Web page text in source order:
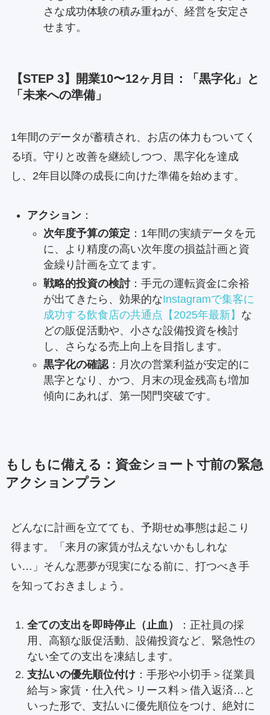
さな成功体験の積み重ねが、経営を安定さ
せます。
【STEP 3】開業10〜12ヶ月目：「黒字化」と
「未来への準備」
1年間のデータが蓄積され、お店の体力もついてく
る頃。守りと改善を継続しつつ、黒字化を達成
し、2年目以降の成長に向けた準備を始めます。
アクション：
次年度予算の策定 ：1年間の実績データを元
に、より精度の高い次年度の損益計画と資
金繰り計画を立てます。
戦略的投資の検討：手元の運転資金に余裕
が出てきたら、効果的なInstagramで集客に
成功する飲食店の共通点【2025年最新】 な
どの販促活動や、小さな設備投資を検討
し、さらなる売上向上を目指します。
黒字化の確認：月次の営業利益が安定的に
黒字となり、かつ、月末の現金残高も増加
傾向にあれば、第一関門突破です。
もしもに備える：資金ショート寸前の緊急
アクションプラン
どんなに計画を立てても、予期せぬ事態は起こり
得ます。「来月の家賃が払えないかもしれな
い…」そんな悪夢が現実になる前に、打つべき手
を知っておきましょう。
全ての支出を即時停止（止血）
：正社員の採
用、高額な販促活動、設備投資など、緊急性の
ない全ての支出を凍結します。
支払いの優先順位付け：手形や小切手＞従業員
給与＞家賃・仕入代＞リース料＞借入返済…と
いった形で、支払いに優先順位をつけ、絶対に